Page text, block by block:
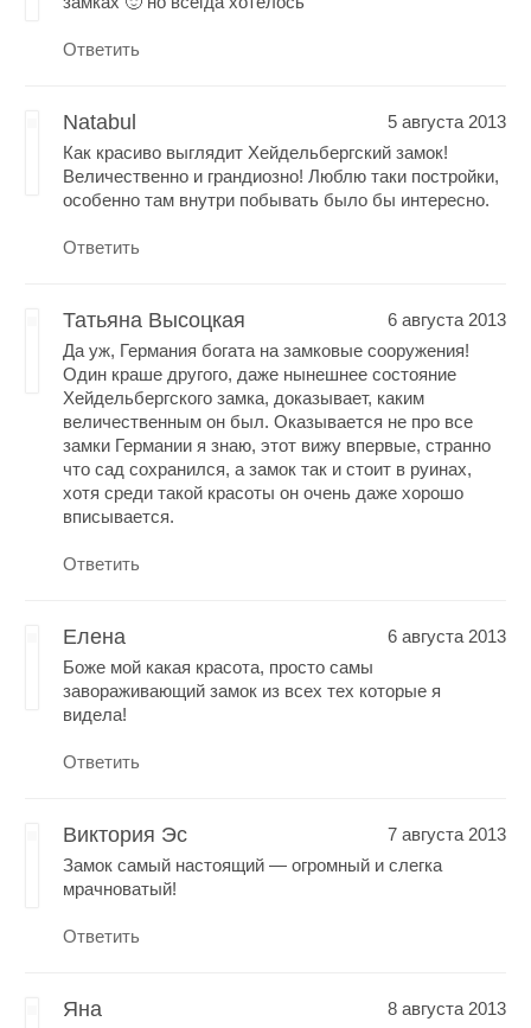
Ответить
Natabul
5 августа 2013
Как красиво выглядит Хейдельбергский замок!
Величественно и грандиозно! Люблю таки постройки,
особенно там внутри побывать было бы интересно.
Ответить
Татьяна Высоцкая
6 августа 2013
Да уж, Германия богата на замковые сооружения!
Один краше другого, даже нынешнее состояние
Хейдельбергского замка, доказывает, каким
величественным он был. Оказывается не про все
замки Германии я знаю, этот вижу впервые, странно
что сад сохранился, а замок так и стоит в руинах,
хотя среди такой красоты он очень даже хорошо
вписывается.
Ответить
Елена
6 августа 2013
Боже мой какая красота, просто самы
завораживающий замок из всех тех которые я
видела!
Ответить
Виктория Эс
7 августа 2013
Замок самый настоящий — огромный и слегка
мрачноватый!
Ответить
Яна
8 августа 2013